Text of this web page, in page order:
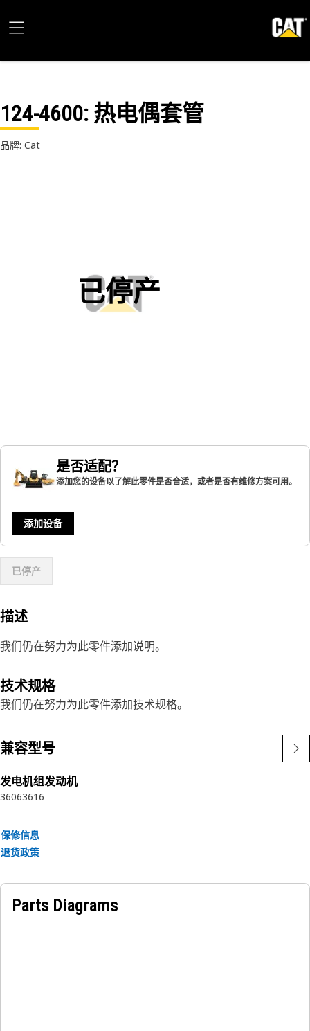
124-4600: 热电偶套管
品牌: Cat
已停产
是否适配？
添加您的设备以了解此零件是否合适，或者是否有维修方案可用。
添加设备
已停产
描述
我们仍在努力为此零件添加说明。
技术规格
我们仍在努力为此零件添加技术规格。
兼容型号
发电机组发动机
36063616
保修信息
退货政策
Parts Diagrams